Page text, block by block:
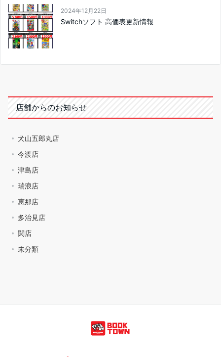
2024年12月22日
Switchソフト 高価表更新情報
店舗からのお知らせ
犬山五郎丸店
今渡店
津島店
瑞浪店
恵那店
多治見店
関店
未分類